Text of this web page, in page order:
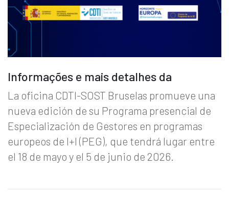
Informações e mais detalhes da
La oficina CDTI-SOST Bruselas promueve una
nueva edición de su Programa presencial de
Especialización de Gestores en programas
europeos de I+I (PEG), que tendrá lugar entre
el 18 de mayo y el 5 de junio de 2026.